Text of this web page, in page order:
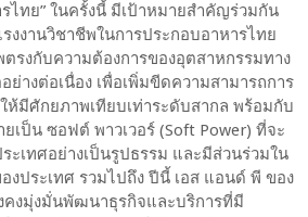
ไทย” ในครั้งนี้ มีเป้าหมายสำคัญร่วมกัน
งานวิชาชีพในการประกอบอาหารไทย
รงกับความต้องการของอุตสาหกรรมทาง
ย่างต่อเนื่อง เพื่อเพิ่มขีดความสามารถการ
ห้มีศักยภาพเทียบเท่าระดับสากล พร้อมกับ
เป็น ซอฟต์ พาวเวอร์ (Soft Power) ที่จะ
เทศอย่างเป็นรูปธรรม และมีส่วนร่วมใน
งประเทศ รวมไปถึง ปีนี้ เอส แอนด์ พี ของ
งคงมุ่งมั่นพัฒนาธุรกิจและบริการที่มี